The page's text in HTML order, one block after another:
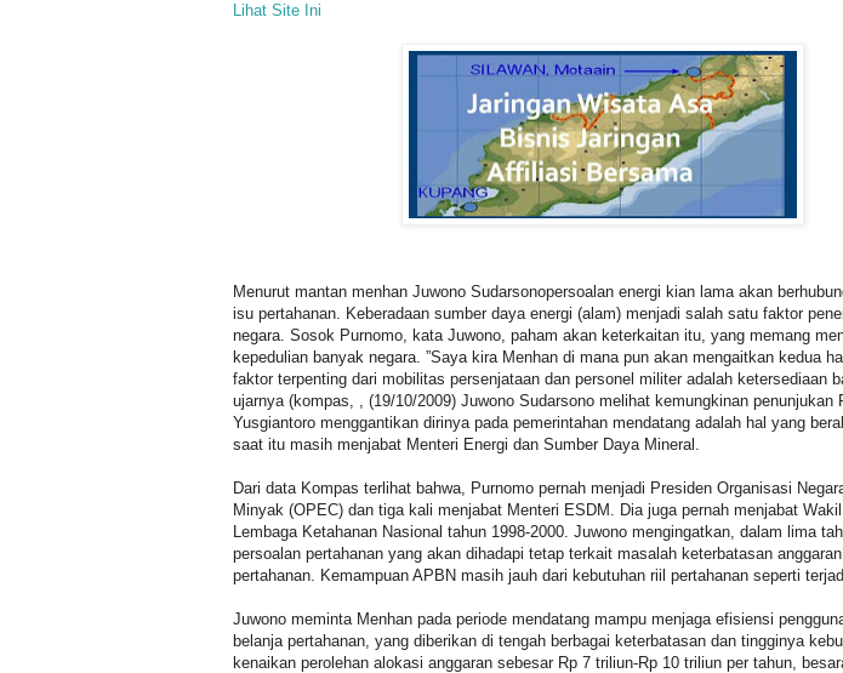
Lihat Site Ini
Menurut mantan menhan Juwono Sudarsonopersoalan energi kian lama akan
isu pertahanan. Keberadaan sumber daya energi (alam) menjadi salah satu faktor
negara. Sosok Purnomo, kata Juwono, paham akan keterkaitan itu, yang memang
kepedulian banyak negara. ”Saya kira Menhan di mana pun akan mengaitkan kedua
faktor terpenting dari mobilitas persenjataan dan personel militer adalah ketersediaan
ujarnya (kompas, , (19/10/2009) Juwono Sudarsono melihat kemungkinan penunjukan
Yusgiantoro menggantikan dirinya pada pemerintahan mendatang adalah hal yang
saat itu masih menjabat Menteri Energi dan Sumber Daya Mineral.
Dari data Kompas terlihat bahwa, Purnomo pernah menjadi Presiden Organisasi
Minyak (OPEC) dan tiga kali menjabat Menteri ESDM. Dia juga pernah menjabat
Lembaga Ketahanan Nasional tahun 1998-2000. Juwono mengingatkan, dalam lima
persoalan pertahanan yang akan dihadapi tetap terkait masalah keterbatasan
pertahanan. Kemampuan APBN masih jauh dari kebutuhan riil pertahanan seperti
Juwono meminta Menhan pada periode mendatang mampu menjaga efisiensi
belanja pertahanan, yang diberikan di tengah berbagai keterbatasan dan tingginya
kenaikan perolehan alokasi anggaran sebesar Rp 7 triliun-Rp 10 triliun per tahun,